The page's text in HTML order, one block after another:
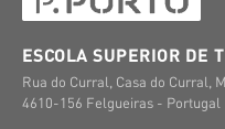
ESCOLA SUPERIOR DE
Rua do Curral, Casa do Curral,
4610-156 Felgueiras - Portugal